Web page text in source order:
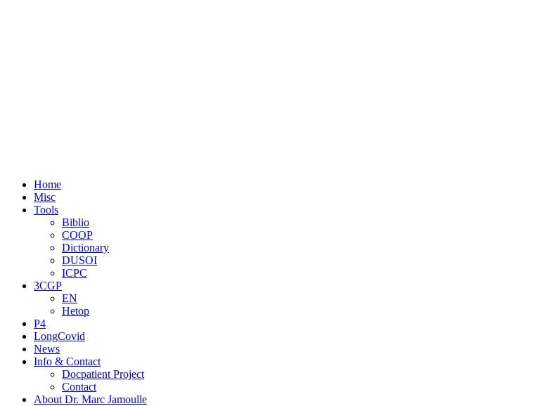
Home
Misc
Tools
Biblio
COOP
Dictionary
DUSOI
ICPC
3CGP
EN
Hetop
P4
LongCovid
News
Info & Contact
Docpatient Project
Contact
About Dr. Marc Jamoulle